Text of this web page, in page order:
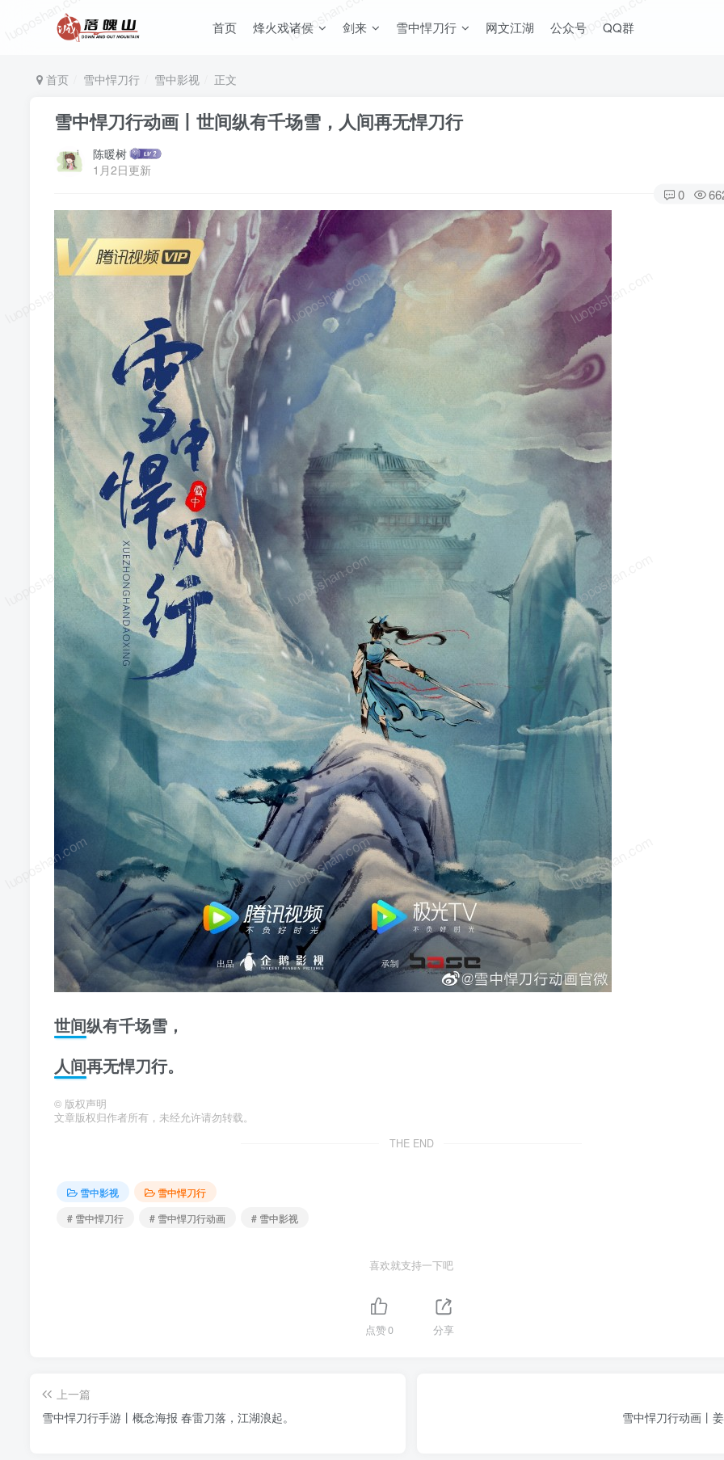
首页 烽火戏诸侯 剑来 雪中悍刀行 网文江湖 公众号 QQ群
首页 雪中悍刀行 雪中影视 正文
雪中悍刀行动画丨世间纵有千场雪，人间再无悍刀行
陈暖树
1月2日更新
0
luoposhan.com
luoposhan.com
luoposhan.com
luoposhan.com
luoposhan.com
luoposhan.com
luoposhan.com
luoposhan.com
luoposhan.com
luoposhan.com
luoposhan.com
luoposhan.com
世间纵有千场雪，
人间再无悍刀行。
© 版权声明
文章版权归作者所有，未经允许请勿转载。
THE END
雪中影视
雪中悍刀行
# 雪中悍刀行
# 雪中悍刀行动画 # 雪中影视
喜欢就支持一下吧
点赞0 分享
上一篇
雪中悍刀行手游丨概念海报 春雷刀落，江湖浪起。
雪中悍刀行动画丨